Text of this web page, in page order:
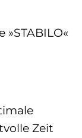
»STABILO«
Zeit